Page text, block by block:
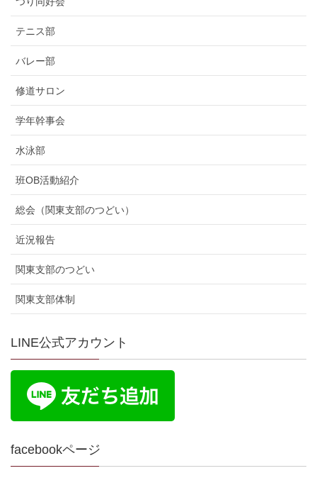
テニス部
バレー部
修道サロン
学年幹事会
水泳部
班OB活動紹介
総会（関東支部のつどい）
近況報告
関東支部のつどい
関東支部体制
LINE公式アカウント
facebookページ